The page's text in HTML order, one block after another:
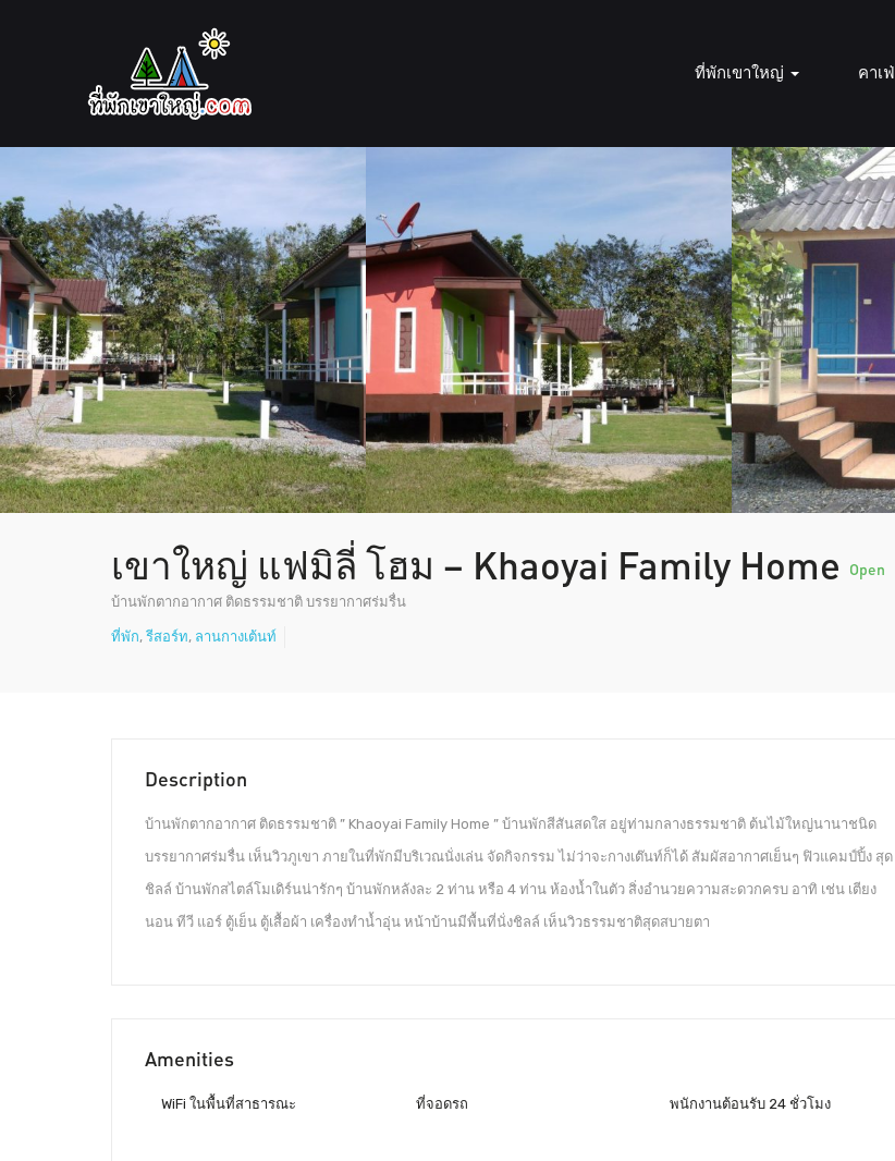
ที่พักเขาใหญ่ คาเฟ่
เขาใหญ่ แฟมิลี่ โฮม – Khaoyai Family Home Open
บ้านพักตากอากาศ ติดธรรมชาติ บรรยากาศร่มรื่น
ที่พัก, รีสอร์ท, ลานกางเต้นท์
Description
บ้านพักตากอากาศ ติดธรรมชาติ ” Khaoyai Family Home ” บ้านพักสีสันสดใส อยู่ท่ามกลางธรรมชาติ ต้นไม้ใหญ่นานาชนิด
บรรยากาศร่มรื่น เห็นวิวภูเขา ภายในที่พักมีบริเวณนั่งเล่น จัดกิจกรรม ไม่ว่าจะกางเต๊นท์ก็ได้ สัมผัสอากาศเย็นๆ ฟิวแคมป์ปิ้ง สุด
ชิลล์ บ้านพักสไตล์โมเดิร์นน่ารักๆ บ้านพักหลังละ 2 ท่าน หรือ 4 ท่าน ห้องน้ำในตัว สิ่งอำนวยความสะดวกครบ อาทิ เช่น เตียง
นอน ทีวี แอร์ ตู้เย็น ตู้เสื้อผ้า เครื่องทำน้ำอุ่น หน้าบ้านมีพื้นที่นั่งชิลล์ เห็นวิวธรรมชาติสุดสบายตา
Amenities
WiFi ในพื้นที่สาธารณะ ที่จอดรถ พนักงานต้อนรับ 24 ชั่วโมง